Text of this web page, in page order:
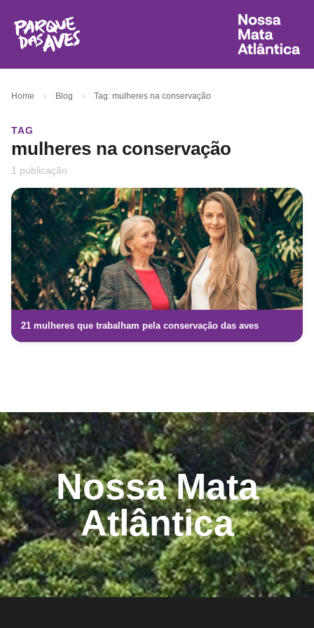
Home › Blog › Tag: mulheres na conservação
TAG
mulheres na conservação
1 publicação
21 mulheres que trabalham pela conservação das aves
Nossa Mata
Atlântica